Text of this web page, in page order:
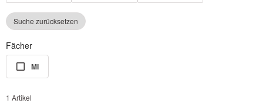
Suche zurücksetzen
Fächer
MI
1 Artikel